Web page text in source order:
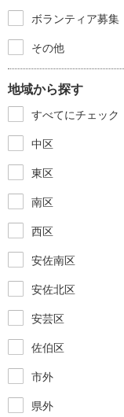
ボランティア募集
その他
地域から探す
すべてにチェック
中区
東区
南区
西区
安佐南区
安佐北区
安芸区
佐伯区
市外
県外